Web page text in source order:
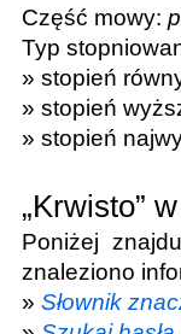
Część mowy:
Typ
» stopień
» stopień
» stopień
„Krwisto”
Poniżej
znaleziono
» Słownik